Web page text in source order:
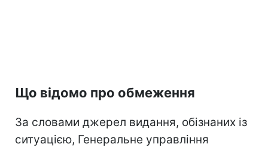
Що відомо про обмеження
За словами джерел видання, обізнаних із
ситуацією, Генеральне управління